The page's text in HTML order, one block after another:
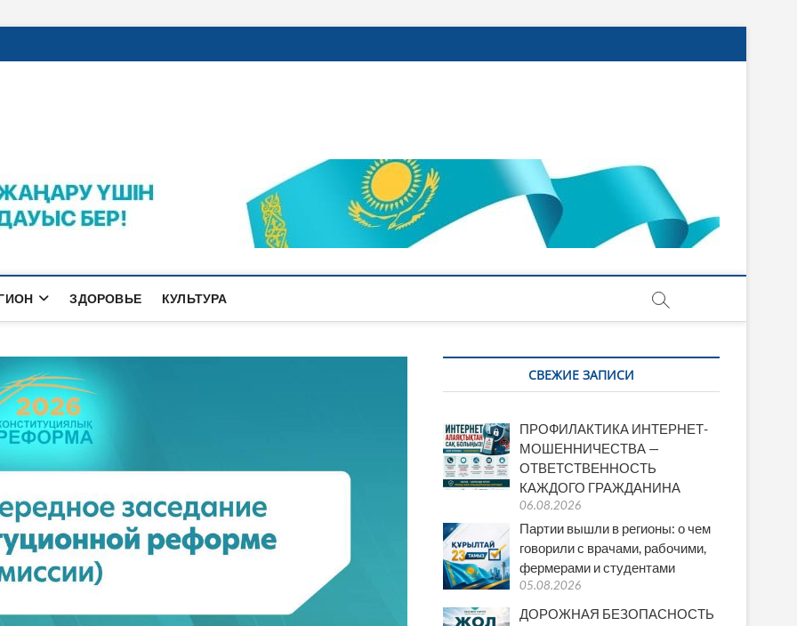
ЗДОРОВЬЕ КУЛЬТУРА
СВЕЖИЕ ЗАПИСИ
ПРОФИЛАКТИКА ИНТЕРНЕТ-
МОШЕННИЧЕСТВА —
ОТВЕТСТВЕННОСТЬ
КАЖДОГО ГРАЖДАНИНА
06.08.2026
Партии вышли в регионы: о чем
говорили с врачами, рабочими,
фермерами и студентами
05.08.2026
ДОРОЖНАЯ БЕЗОПАСНОСТЬ